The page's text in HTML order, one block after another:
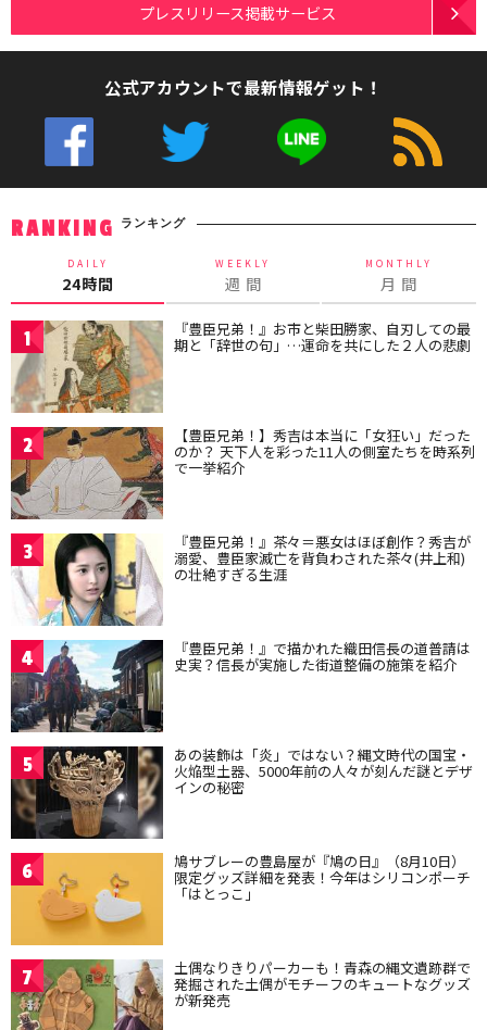
プレスリリース掲載サービス
公式アカウントで最新情報ゲット！
RANKING ランキング
DAILY
24時間
WEEKLY
週 間
MONTHLY
月 間
1 『豊臣兄弟！』お市と柴田勝家、自刃しての最
期と「辞世の句」…運命を共にした２人の悲劇
2 【豊臣兄弟！】秀吉は本当に「女狂い」だった
のか？ 天下人を彩った11人の側室たちを時系列
で一挙紹介
3 『豊臣兄弟！』茶々＝悪女はほぼ創作？秀吉が
溺愛、豊臣家滅亡を背負わされた茶々(井上和)
の壮絶すぎる生涯
4 『豊臣兄弟！』で描かれた織田信長の道普請は
史実？信長が実施した街道整備の施策を紹介
5 あの装飾は「炎」ではない？縄文時代の国宝・
火焔型土器、5000年前の人々が刻んだ謎とデザ
インの秘密
6 鳩サブレーの豊島屋が『鳩の日』（8月10日）
限定グッズ詳細を発表！今年はシリコンポーチ
「はとっこ」
7 土偶なりきりパーカーも！青森の縄文遺跡群で
発掘された土偶がモチーフのキュートなグッズ
が新発売